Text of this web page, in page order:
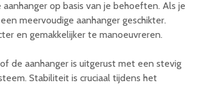
op basis van je behoeften. Als je
meervoudige aanhanger geschikter.
en gemakkelijker te manoeuvreren.
de aanhanger is uitgerust met een stevig
Stabiliteit is cruciaal tijdens het